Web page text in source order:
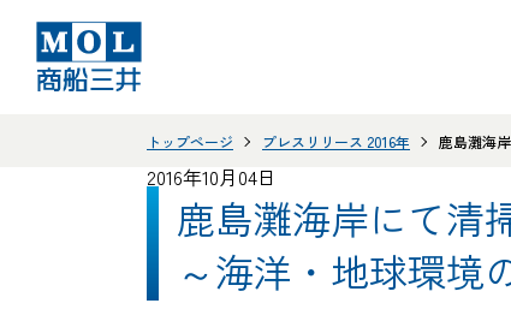
トップページ プレスリリース 2016年 鹿島灘海
2016年10月04日
鹿島灘海岸にて清
～海洋・地球環境